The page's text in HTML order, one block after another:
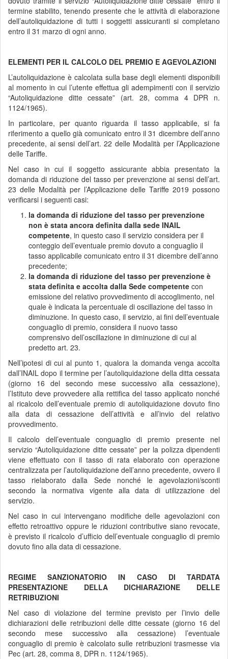
termine stabilito, tenendo presente che le attività di elaborazione
dell’autoliquidazione di tutti i soggetti assicuranti si completano
entro il 31 marzo di ogni anno.
ELEMENTI PER IL CALCOLO DEL PREMIO E AGEVOLAZIONI
L’autoliquidazione è calcolata sulla base degli elementi disponibili
al momento in cui l’utente effettua gli adempimenti con il servizio
“Autoliquidazione ditte cessate” (art. 28, comma 4 DPR n.
1124/1965).
In particolare, per quanto riguarda il tasso applicabile, si fa
riferimento a quello già comunicato entro il 31 dicembre dell’anno
precedente, ai sensi dell’art. 22 delle Modalità per l’Applicazione
delle Tariffe.
Nel caso in cui il soggetto assicurante abbia presentato la
domanda di riduzione del tasso per prevenzione ai sensi dell’art.
23 delle Modalità per l’Applicazione delle Tariffe 2019 possono
verificarsi i seguenti casi:
la domanda di riduzione del tasso per prevenzione
non è stata ancora definita dalla sede INAIL
competente, in questo caso il servizio considera per il
conteggio dell’eventuale premio dovuto a conguaglio il
tasso applicabile comunicato entro il 31 dicembre dell’anno
precedente;
la domanda di riduzione del tasso per prevenzione è
stata definita e accolta dalla Sede competente con
emissione del relativo provvedimento di accoglimento, nel
quale è indicata la percentuale di oscillazione del tasso in
diminuzione. In questo caso, il servizio, ai fini dell’eventuale
conguaglio di premio, considera il nuovo tasso
comprensivo dell’oscillazione in diminuzione di cui al
predetto art. 23.
Nell’ipotesi di cui al punto 1, qualora la domanda venga accolta
dall’INAIL dopo il termine per l’autoliquidazione della ditta cessata
(giorno 16 del secondo mese successivo alla cessazione),
l’Istituto deve provvedere alla rettifica del tasso applicato nonché
al ricalcolo dell’eventuale premio di autoliquidazione dovuto fino
alla data di cessazione dell’attività e all’invio del relativo
provvedimento.
Il calcolo dell’eventuale conguaglio di premio presente nel
servizio “Autoliquidazione ditte cessate” per la polizza dipendenti
viene effettuato con il tasso di rata elaborato con operazione
centralizzata per l’autoliquidazione dell’anno precedente, ovvero il
tasso rielaborato dalla Sede nonché le agevolazioni/sconti
secondo la normativa vigente alla data di utilizzazione del
servizio.
Nel caso in cui intervengano modifiche delle agevolazioni con
effetto retroattivo oppure le riduzioni contributive siano revocate,
è previsto il ricalcolo d’ufficio dell’eventuale conguaglio di premio
dovuto fino alla data di cessazione.
REGIME SANZIONATORIO IN CASO DI TARDATA
PRESENTAZIONE DELLA DICHIARAZIONE DELLE
RETRIBUZIONI
Nel caso di violazione del termine previsto per l’invio delle
dichiarazioni delle retribuzioni delle ditte cessate (giorno 16 del
secondo mese successivo alla cessazione) l’eventuale
conguaglio di premio è calcolato sulle retribuzioni trasmesse via
Pec (art. 28, comma 8, DPR n. 1124/1965).